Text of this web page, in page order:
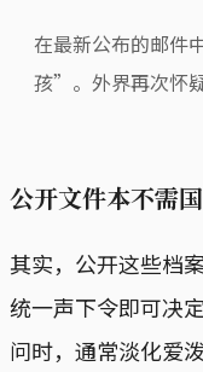
在最新公布的邮件
孩”。外界再次怀
公开文件本不需
其实，公开这些档
统一声下令即可决
问时，通常淡化爱